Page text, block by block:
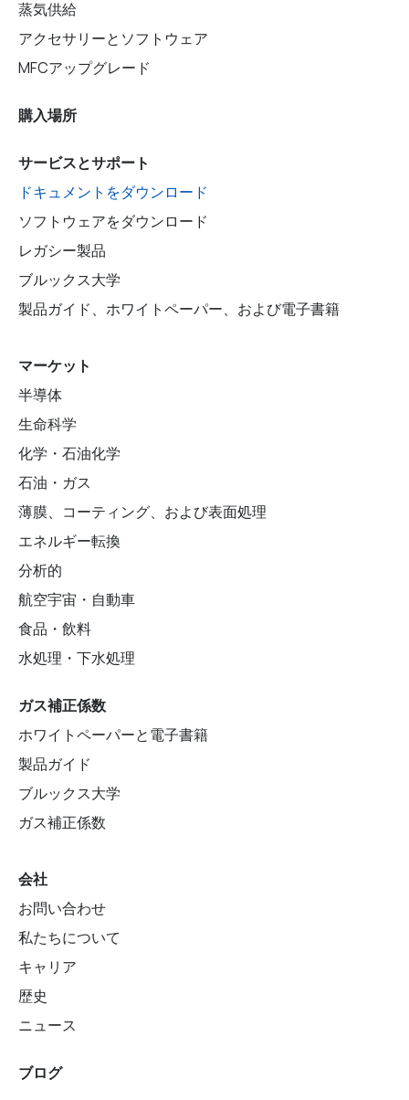
蒸気供給
アクセサリーとソフトウェア
MFCアップグレード
購入場所
サービスとサポート
ドキュメントをダウンロード
ソフトウェアをダウンロード
レガシー製品
ブルックス大学
製品ガイド、ホワイトペーパー、および電子書籍
マーケット
半導体
生命科学
化学・石油化学
石油・ガス
薄膜、コーティング、および表面処理
エネルギー転換
分析的
航空宇宙・自動車
食品・飲料
水処理・下水処理
ガス補正係数
ホワイトペーパーと電子書籍
製品ガイド
ブルックス大学
ガス補正係数
会社
お問い合わせ
私たちについて
キャリア
歴史
ニュース
ブログ